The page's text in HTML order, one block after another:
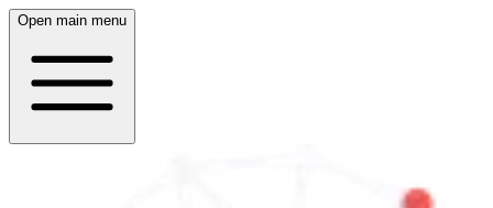
Open main menu